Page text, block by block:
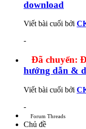
download
Viết bài cuối bởi
-
Đã chuyển:
hướng dẫn &
Viết bài cuối bởi
-
Forum Threads
Chủ đề